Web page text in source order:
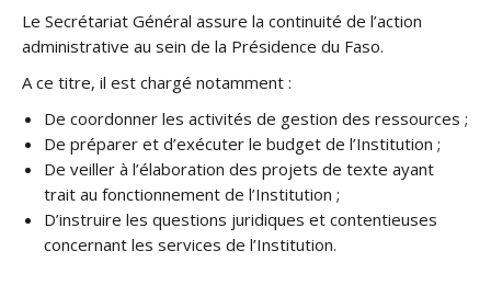
Le Secrétariat Général assure la continuité de l’action
administrative au sein de la Présidence du Faso.
A ce titre, il est chargé notamment :
De coordonner les activités de gestion des ressources ;
De préparer et d’exécuter le budget de l’Institution ;
De veiller à l’élaboration des projets de texte ayant
trait au fonctionnement de l’Institution ;
D’instruire les questions juridiques et contentieuses
concernant les services de l’Institution.